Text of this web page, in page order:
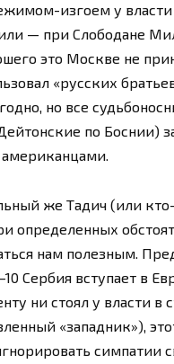
изгоем у
— при Слободане
это Москве не
«русских
но все
по Боснии)
же Тадич (или
определенных
нам полезным.
Сербия вступает в
ни стоял у власти в
«западник»),
симпатии